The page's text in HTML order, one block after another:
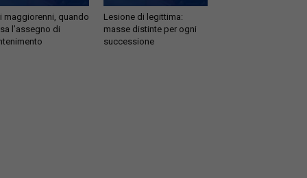
maggiorenni, quando
l’assegno di
Lesione di legittima:
masse distinte per ogni
successione